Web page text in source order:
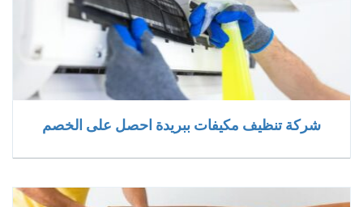
شركة تنظيف مكيفات ببريدة احصل على الخصم